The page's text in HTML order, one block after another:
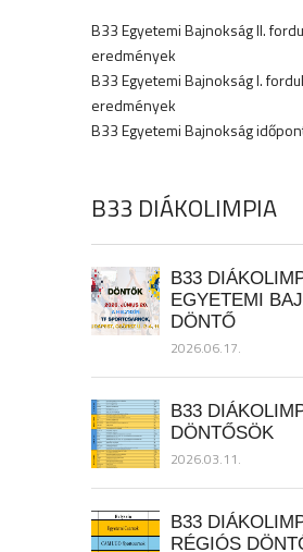
B33 Egyetemi Bajnokság II.
eredmények
B33 Egyetemi Bajnokság I.
eredmények
B33 Egyetemi Bajnokság
B33 DIÁKOLIMPIA
B33
EGYETEMI
DÖNTŐ
2026.06.17.
B33
DÖNTŐSÖK
2026.03.11.
B33
RÉGIÓS